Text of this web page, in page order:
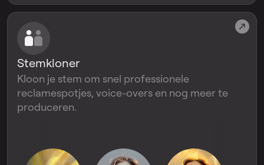
Stemkloner
Kloon je stem om snel professionele
reclamespotjes, voice-overs en nog meer te
produceren.